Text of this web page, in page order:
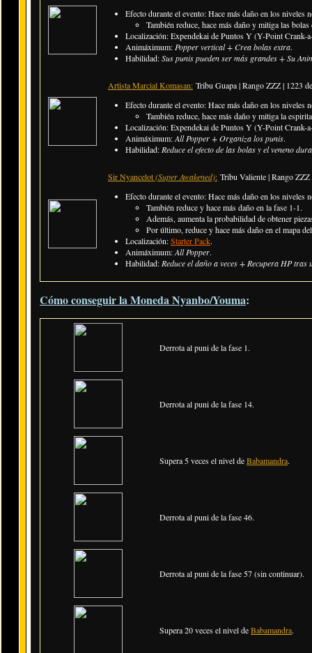
Efecto durante el evento: Hace más daño en los niveles
También reduce, hace más daño y mitiga las
Localización: Expendekai de Puntos Y (Y-Point Crank-
Animáximum: Popper vertical + Crea bolas extra.
Habilidad:Sus punis pueden ser más grandes + Su
Artista Marcial Komasan: Tribu Guapa | Rango ZZZ | 1223
Efecto durante el evento: Hace más daño en los niveles
También reduce, hace más daño y mitiga la
Localización: Expendekai de Puntos Y (Y-Point Crank-
Animáximum:All Popper + Organiza los punis.
Habilidad: Reduce el efecto de las bolas y el veneno
Sir Nyancelot(Super Awakened): Tribu Valiente | Rango
Efecto durante el evento: Hace más daño en los niveles
También reduce y hace más daño en la fase 1-1.
Además, aumenta la probabilidad de obtener
Por último, reduce y hace más daño en el mapa
Localización:Starter Pack.
Animáximum:All Popper.
Habilidad: Reduce el daño a veces + Recupera HP tras
Cómo conseguir la Moneda Nyanbo/Youma:
Derrota al puni de la fase 1.
Derrota al puni de la fase 14.
Supera 5 veces el nivel deBabamandra.
Derrota al puni de la fase 46.
Derrota al puni de la fase 57 (sin continuar).
Supera 20 veces el nivel deBabamandra.